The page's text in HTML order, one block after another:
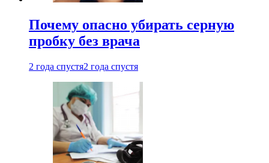
Почему опасно убирать серную
пробку без врача
2 года спустя2 года спустя